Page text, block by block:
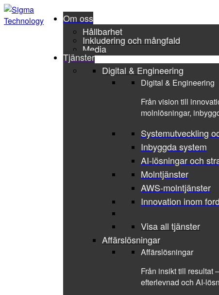
Om oss
Hållbarhet
Inkludering och mångfald
Media
Tjänster
Digital & Engineering
Digital & Engineering
Från vision till
molnlösningar,
Systemutveckling
Inbyggda system
AI-lösningar och
Molntjänster
AWS-molntjänster
Innovation inom
Visa all tjänster
Affärslösningar
Affärslösningar
Från insikt till resultat
efterlevnad och AI-